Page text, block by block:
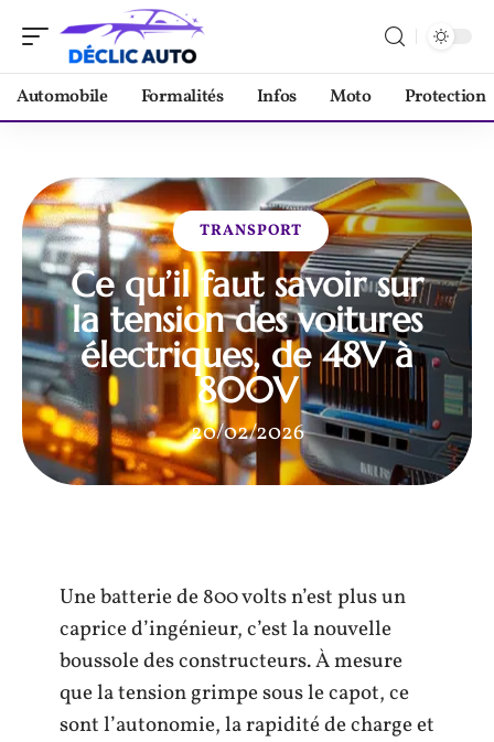
Automobile Formalités Infos Moto Protection
TRANSPORT
Ce qu’il faut savoir sur
la tension des voitures
électriques, de 48V à
800V
20/02/2026
Une batterie de 800 volts n’est plus un
caprice d’ingénieur, c’est la nouvelle
boussole des constructeurs. À mesure
que la tension grimpe sous le capot, ce
sont l’autonomie, la rapidité de charge et